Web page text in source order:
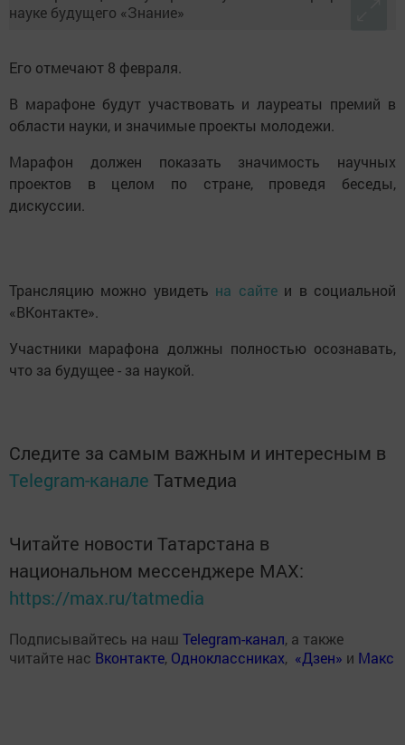
Его отмечают 8 февраля.
В марафоне будут участвовать и лауреаты премий в
области науки, и значимые проекты молодежи.
Марафон должен показать значимость научных
проектов в целом по стране, проведя беседы,
дискуссии.
Трансляцию можно увидеть на сайтеи в социальной
«ВКонтакте».
Участники марафона должны полностью осознавать,
что за будущее - за наукой.
Следите за самым важным и интересным в
Telegram-канале Татмедиа
Читайте новости Татарстана в
национальном мессенджере MАХ:
https://max.ru/tatmedia
Подписывайтесь на наш Telegram-канал, а также
читайте нас Вконтакте, Одноклассниках, «Дзен» и Макс